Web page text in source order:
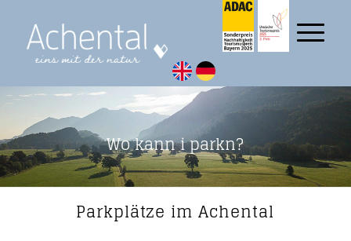
Wo kann i parkn?
Parkplätze im Achental